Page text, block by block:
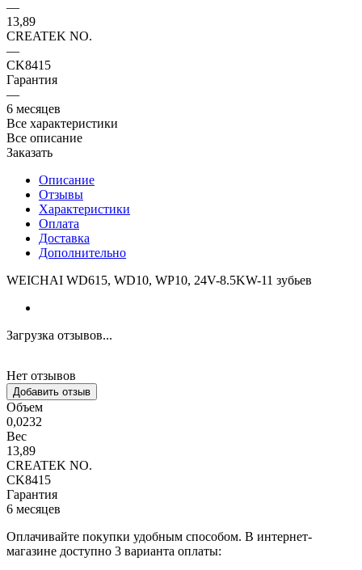
—
13,89
CREATEK NO.
—
CK8415
Гарантия
—
6 месяцев
Все характеристики
Все описание
Заказать
Описание
Отзывы
Характеристики
Оплата
Доставка
Дополнительно
WEICHAI WD615, WD10, WP10, 24V-8.5KW-11 зубьев
Загрузка отзывов...
Нет отзывов
Добавить отзыв
Объем
0,0232
Вес
13,89
CREATEK NO.
CK8415
Гарантия
6 месяцев
Оплачивайте покупки удобным способом. В интернет-
магазине доступно 3 варианта оплаты: